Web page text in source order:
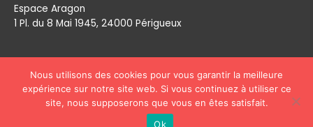
Espace Aragon
1 Pl. du 8 Mai 1945, 24000 Périgueux​
Copyright © 2026Marie Claude Varaillas
Nous utilisons des cookies pour vous garantir la meilleure
expérience sur notre site web. Si vous continuez à utiliser ce
site, nous supposerons que vous en êtes satisfait.
Ok